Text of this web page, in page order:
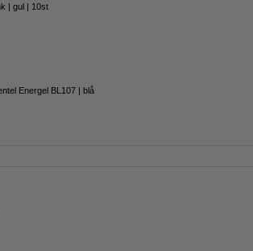
| gul | 10st
Energel BL107 | blå